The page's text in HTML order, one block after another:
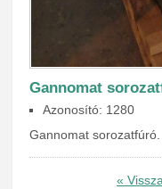
Gannomat
Azonosító: 1280
Gannomat sorozatfúró.
«